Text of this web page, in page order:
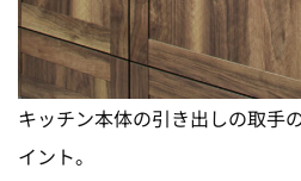
キッチン本体の引き出しの取手
イント。